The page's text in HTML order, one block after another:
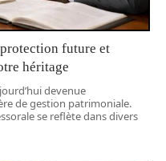
future et
héritage
devenue
de gestion patrimoniale.
se reflète dans divers